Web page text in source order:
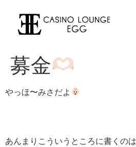
募金
やっほ〜みさだよ
あんまりこういうところに書くの